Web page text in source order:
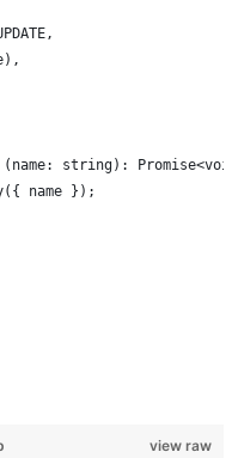
(name: string):
name });
view raw